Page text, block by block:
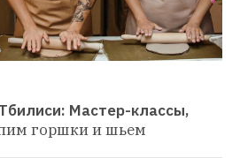
Мастер-классы,
горшки и шьем